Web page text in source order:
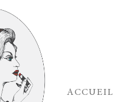
ACCUEIL